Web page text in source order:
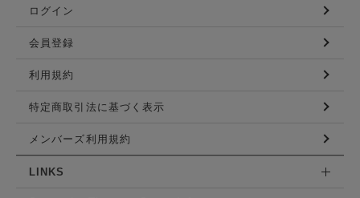
ログイン
会員登録
利用規約
特定商取引法に基づく表示
メンバーズ利用規約
LINKS